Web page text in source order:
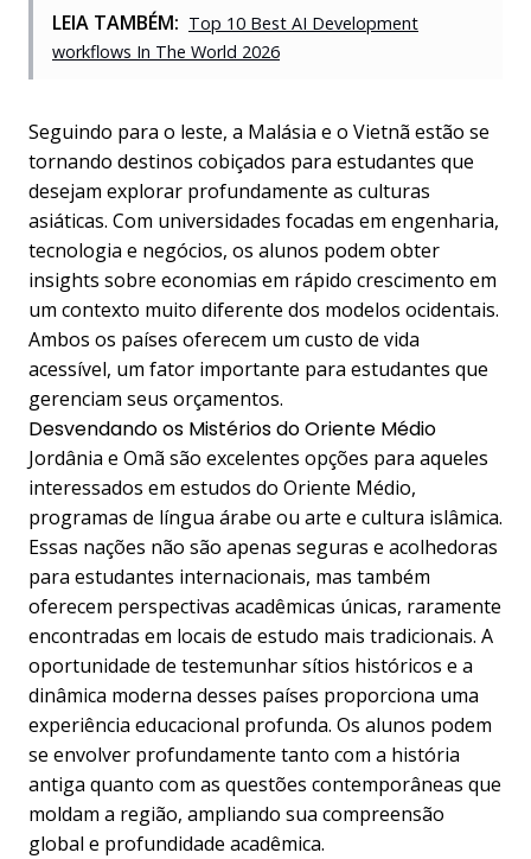
LEIA TAMBÉM: Top 10 Best AI Development
workflows In The World 2026
Seguindo para o leste, a Malásia e o Vietnã estão se
tornando destinos cobiçados para estudantes que
desejam explorar profundamente as culturas
asiáticas. Com universidades focadas em engenharia,
tecnologia e negócios, os alunos podem obter
insights sobre economias em rápido crescimento em
um contexto muito diferente dos modelos ocidentais.
Ambos os países oferecem um custo de vida
acessível, um fator importante para estudantes que
gerenciam seus orçamentos.
Desvendando os Mistérios do Oriente Médio
Jordânia e Omã são excelentes opções para aqueles
interessados em estudos do Oriente Médio,
programas de língua árabe ou arte e cultura islâmica.
Essas nações não são apenas seguras e acolhedoras
para estudantes internacionais, mas também
oferecem perspectivas acadêmicas únicas, raramente
encontradas em locais de estudo mais tradicionais. A
oportunidade de testemunhar sítios históricos e a
dinâmica moderna desses países proporciona uma
experiência educacional profunda. Os alunos podem
se envolver profundamente tanto com a história
antiga quanto com as questões contemporâneas que
moldam a região, ampliando sua compreensão
global e profundidade acadêmica.